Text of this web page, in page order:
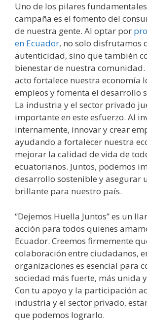
Uno de los pilares
campaña es el fomento del
de nuestra gente. Al optar por
en Ecuador, no solo disfrutamos
autenticidad, sino que también
bienestar de nuestra comunidad.
acto fortalece nuestra economía
empleos y fomenta el desarrollo
La industria y el sector privado
importante en este esfuerzo. Al
internamente, innovar y crear
ayudando a fortalecer nuestra
mejorar la calidad de vida de
ecuatorianos. Juntos, podemos
desarrollo sostenible y asegurar
brillante para nuestro país.
“Dejemos Huella Juntos” es un
acción para todos quienes
Ecuador. Creemos firmemente
colaboración entre ciudadanos,
organizaciones es esencial para
sociedad más fuerte, más unida
Con tu apoyo y la participación
industria y el sector privado,
que podemos lograrlo.